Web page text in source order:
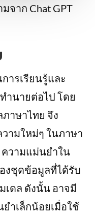
จาก Chat GPT
ารเรียนรู้และ
ำนายต่อไป โดย
าษาไทย จึง
ามใหม่ๆ ในภาษา
ความแม่นยำใน
งชุดข้อมูลที่ได้รับ
เดล ดังนั้น อาจมี
ำเล็กน้อยเมื่อใช้